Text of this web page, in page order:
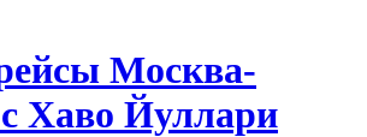
Москва-
Хаво Йуллари